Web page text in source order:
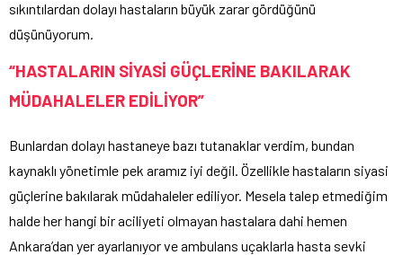
sıkıntılardan dolayı hastaların büyük zarar gördüğünü
düşünüyorum.
“HASTALARIN SİYASİ GÜÇLERİNE BAKILARAK
MÜDAHALELER EDİLİYOR”
Bunlardan dolayı hastaneye bazı tutanaklar verdim, bundan
kaynaklı yönetimle pek aramız iyi değil. Özellikle hastaların siyasi
güçlerine bakılarak müdahaleler ediliyor. Mesela talep etmediğim
halde her hangi bir aciliyeti olmayan hastalara dahi hemen
Ankara’dan yer ayarlanıyor ve ambulans uçaklarla hasta sevki